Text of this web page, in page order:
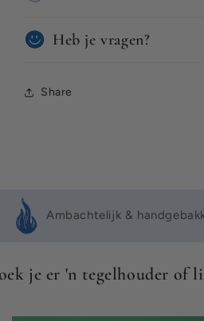
Heb je vragen?
Share
l
p
Ambachtelijk &
je er 'n tegelhouder of